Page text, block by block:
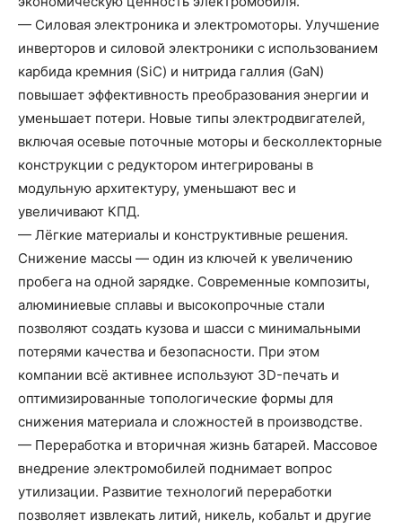
— Силовая электроника и электромоторы. Улучшение
инверторов и силовой электроники с использованием
карбида кремния (SiC) и нитрида галлия (GaN)
повышает эффективность преобразования энергии и
уменьшает потери. Новые типы электродвигателей,
включая осевые поточные моторы и бесколлекторные
конструкции с редуктором интегрированы в
модульную архитектуру, уменьшают вес и
увеличивают КПД.
— Лёгкие материалы и конструктивные решения.
Снижение массы — один из ключей к увеличению
пробега на одной зарядке. Современные композиты,
алюминиевые сплавы и высокопрочные стали
позволяют создать кузова и шасси с минимальными
потерями качества и безопасности. При этом
компании всё активнее используют 3D-печать и
оптимизированные топологические формы для
снижения материала и сложностей в производстве.
— Переработка и вторичная жизнь батарей. Массовое
внедрение электромобилей поднимает вопрос
утилизации. Развитие технологий переработки
позволяет извлекать литий, никель, кобальт и другие